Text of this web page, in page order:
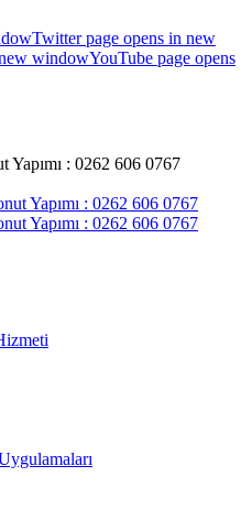
Twitter page opens in new
windowYouTube page opens
Yapımı : 0262 606 0767